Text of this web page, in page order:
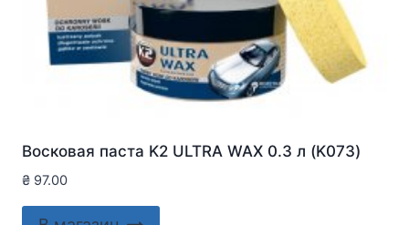
Восковая паста K2 ULTRA WAX 0.3 л (K073)
₴ 97.00